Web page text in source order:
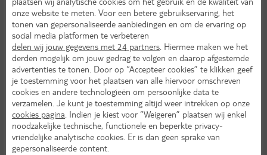
vormen. Struin bijvoorbeeld door de historische stadskern
Vanalinn waar je jezelf even in de middeleeuwen kunt wanen.
Binnen deze ommuurde stadskern bewonder je immers
majestueuze bouwwerken, zoals het 13-eeuwse Toompea-kasteel
en de Lutherse Sint-Nicolaaskerk. In het stadshart is de Alexander
Nevski-kathedraal echter het meest excentrieke bouwwerk. De
inktzwarte koepels en bontgekleurde mozaïeken van deze
Russisch-Orthodoxe kerk zorgen namelijk voor een bijzonder
plaatje.
Andere zeecruises
onze website te meten. Voor een betere gebruikservaring, het
tonen van gepersonaliseerde aanbiedingen en om de ervaring op
social media platformen te verbeteren
delen wij jouw gegevens met 24 partners . Hiermee maken we het
derden mogelijk om jouw gedrag te volgen en daarop afgestemde
advertenties te tonen. Door op “Accepteer cookies” te klikken geef
je toestemming voor het plaatsen van alle hiervoor omschreven
cookies en andere technologieën om persoonlijke data te
verzamelen. Je kunt je toestemming altijd weer intrekken op onze
cookies pagina . Indien je kiest voor “Weigeren” plaatsen wij enkel
noodzakelijke technische, functionele en beperkte privacy-
vriendelijke analytische cookies. Er is dan geen sprake van
gepersonaliseerde content.